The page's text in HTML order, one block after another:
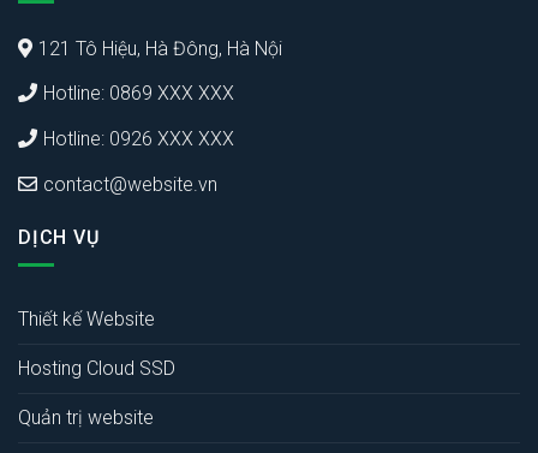
121 Tô Hiệu, Hà Đông, Hà Nội
Hotline: 0869 XXX XXX
Hotline: 0926 XXX XXX
contact@website.vn
DỊCH VỤ
Thiết kế Website
Hosting Cloud SSD
Quản trị website